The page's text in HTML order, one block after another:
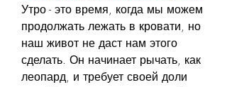
Утро - это время, когда мы можем
продолжать лежать в кровати, но
наш живот не даст нам этого
сделать. Он начинает рычать, как
леопард, и требует своей доли